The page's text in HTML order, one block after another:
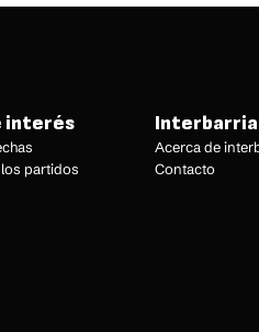
interés
partidos
Acerca de
Contacto